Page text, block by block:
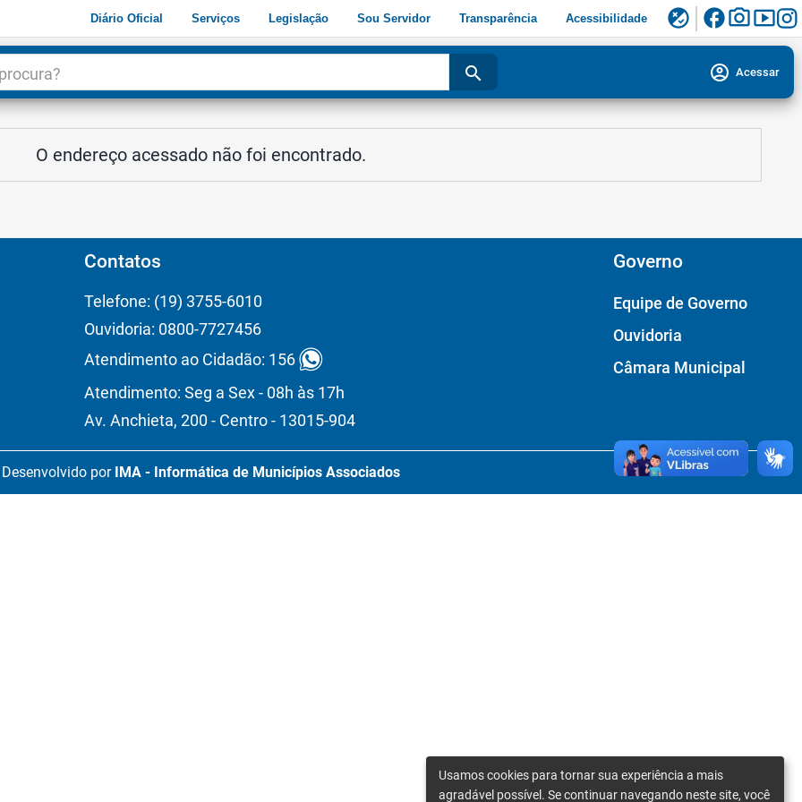
Diário Oficial Serviços Legislação Sou Servidor Transparência Acessibilidade flaky facebookphoto_camerasmart_display
search account_circle Acessar
O endereço acessado não foi encontrado.
Contatos
Telefone: (19) 3755-6010
Ouvidoria: 0800-7727456
Atendimento ao Cidadão: 156
Atendimento: Seg a Sex - 08h às 17h
Av. Anchieta, 200 - Centro - 13015-904
Governo
Equipe de Governo
Ouvidoria
Câmara Municipal
Desenvolvido por IMA - Informática de Municípios Associados
Usamos cookies para tornar sua experiência a mais
agradável possível. Se continuar navegando neste site, você